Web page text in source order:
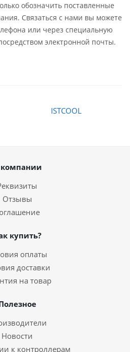
обозначить поставленные
Связаться с нами вы можете
или через специальную
электронной почты.
ISTCOOL
Отзывы
купить?
оплаты
доставки
на товар
Новости
к контроллерам